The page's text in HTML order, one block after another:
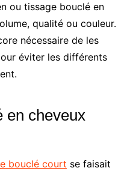
ou tissage bouclé en
qualité ou couleur.
nécessaire de les
éviter les différents
en cheveux
bouclé court se faisait